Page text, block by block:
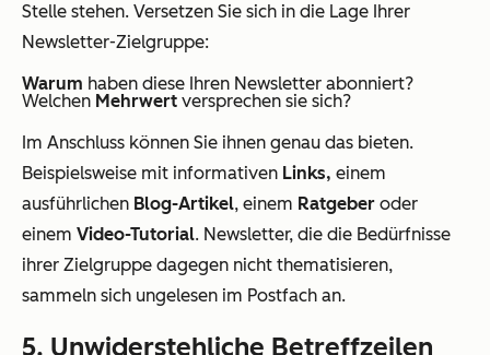
Stelle stehen. Versetzen Sie sich in die Lage Ihrer
Newsletter-Zielgruppe:
Warum haben diese Ihren Newsletter abonniert?
Welchen Mehrwert versprechen sie sich?
Im Anschluss können Sie ihnen genau das bieten.
Beispielsweise mit informativen Links, einem
ausführlichen Blog-Artikel, einem Ratgeber oder
einem Video-Tutorial. Newsletter, die die Bedürfnisse
ihrer Zielgruppe dagegen nicht thematisieren,
sammeln sich ungelesen im Postfach an.
5. Unwiderstehliche Betreffzeilen